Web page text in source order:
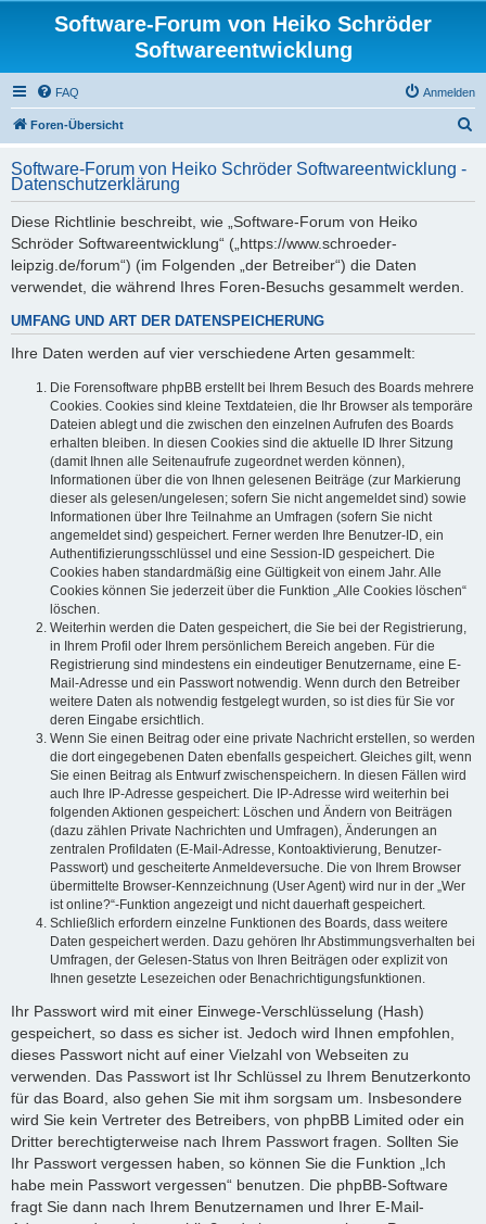
Software-Forum von Heiko Schröder
Softwareentwicklung
FAQ Anmelden
Foren-Übersicht
h
Software-Forum von Heiko Schröder Softwareentwicklung -
Datenschutzerklärung
Diese Richtlinie beschreibt, wie „Software-Forum von Heiko
Schröder Softwareentwicklung“ („https://www.schroeder-
leipzig.de/forum“) (im Folgenden „der Betreiber“) die Daten
verwendet, die während Ihres Foren-Besuchs gesammelt werden.
UMFANG UND ART DER DATENSPEICHERUNG
Ihre Daten werden auf vier verschiedene Arten gesammelt:
Die Forensoftware phpBB erstellt bei Ihrem Besuch des Boards mehrere
Cookies. Cookies sind kleine Textdateien, die Ihr Browser als temporäre
Dateien ablegt und die zwischen den einzelnen Aufrufen des Boards
erhalten bleiben. In diesen Cookies sind die aktuelle ID Ihrer Sitzung
(damit Ihnen alle Seitenaufrufe zugeordnet werden können),
Informationen über die von Ihnen gelesenen Beiträge (zur Markierung
dieser als gelesen/ungelesen; sofern Sie nicht angemeldet sind) sowie
Informationen über Ihre Teilnahme an Umfragen (sofern Sie nicht
angemeldet sind) gespeichert. Ferner werden Ihre Benutzer-ID, ein
Authentifizierungsschlüssel und eine Session-ID gespeichert. Die
Cookies haben standardmäßig eine Gültigkeit von einem Jahr. Alle
Cookies können Sie jederzeit über die Funktion „Alle Cookies löschen“
löschen.
Weiterhin werden die Daten gespeichert, die Sie bei der Registrierung,
in Ihrem Profil oder Ihrem persönlichem Bereich angeben. Für die
Registrierung sind mindestens ein eindeutiger Benutzername, eine E-
Mail-Adresse und ein Passwort notwendig. Wenn durch den Betreiber
weitere Daten als notwendig festgelegt wurden, so ist dies für Sie vor
deren Eingabe ersichtlich.
Wenn Sie einen Beitrag oder eine private Nachricht erstellen, so werden
die dort eingegebenen Daten ebenfalls gespeichert. Gleiches gilt, wenn
Sie einen Beitrag als Entwurf zwischenspeichern. In diesen Fällen wird
auch Ihre IP-Adresse gespeichert. Die IP-Adresse wird weiterhin bei
folgenden Aktionen gespeichert: Löschen und Ändern von Beiträgen
(dazu zählen Private Nachrichten und Umfragen), Änderungen an
zentralen Profildaten (E-Mail-Adresse, Kontoaktivierung, Benutzer-
Passwort) und gescheiterte Anmeldeversuche. Die von Ihrem Browser
übermittelte Browser-Kennzeichnung (User Agent) wird nur in der „Wer
ist online?“-Funktion angezeigt und nicht dauerhaft gespeichert.
Schließlich erfordern einzelne Funktionen des Boards, dass weitere
Daten gespeichert werden. Dazu gehören Ihr Abstimmungsverhalten bei
Umfragen, der Gelesen-Status von Ihren Beiträgen oder explizit von
Ihnen gesetzte Lesezeichen oder Benachrichtigungsfunktionen.
Ihr Passwort wird mit einer Einwege-Verschlüsselung (Hash)
gespeichert, so dass es sicher ist. Jedoch wird Ihnen empfohlen,
dieses Passwort nicht auf einer Vielzahl von Webseiten zu
verwenden. Das Passwort ist Ihr Schlüssel zu Ihrem Benutzerkonto
für das Board, also gehen Sie mit ihm sorgsam um. Insbesondere
wird Sie kein Vertreter des Betreibers, von phpBB Limited oder ein
Dritter berechtigterweise nach Ihrem Passwort fragen. Sollten Sie
Ihr Passwort vergessen haben, so können Sie die Funktion „Ich
habe mein Passwort vergessen“ benutzen. Die phpBB-Software
fragt Sie dann nach Ihrem Benutzernamen und Ihrer E-Mail-